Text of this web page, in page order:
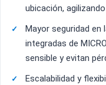
ubicación,
Mayor seguridad
integradas de
sensible y evitan
Escalabilidad y